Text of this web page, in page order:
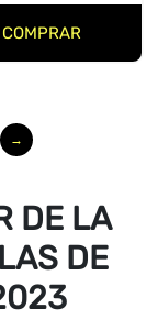
COMPRAR
→
DE LA
DE